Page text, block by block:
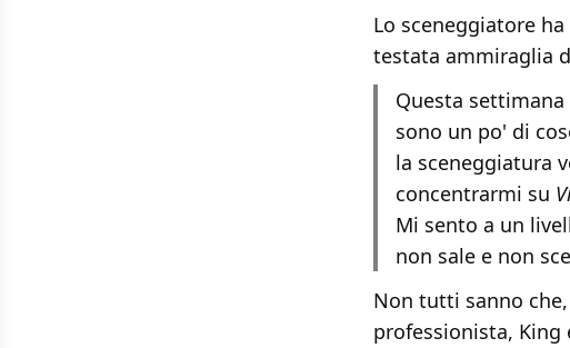
Lo sceneggiatore
testata ammiraglia
Questa
sono un po' di
la sceneggiatura
concentrarmi su
Mi sento a un
non sale e non
Non tutti sanno
professionista, King